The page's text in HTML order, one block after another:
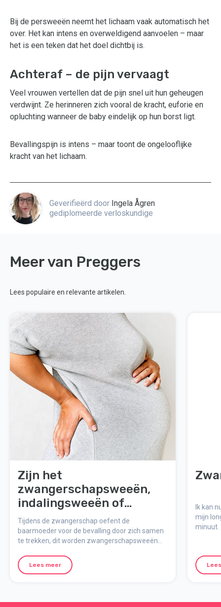
Bij de persweeën neemt het lichaam vaak automatisch het
over. Het kan intens en overweldigend aanvoelen – maar
het is een teken dat het doel dichtbij is.
Achteraf – de pijn vervaagt
Veel vrouwen vertellen dat de pijn snel uit hun geheugen
verdwijnt. Ze herinneren zich vooral de kracht, euforie en
opluchting wanneer de baby eindelijk op hun borst ligt.
Bevallingspijn is intens – maar toont de ongelooflijke
kracht van het lichaam.
Geverifieërd door Ingela Ågren
gediplomeerde verloskundige
Meer van Preggers
Lees populaire en relevante artikelen.
Zijn het
zwangerschapsweeën,
indalingsweeën of
bevallingsweeën?
Tijdens de zwangerschap oefent de
baarmoeder voor de bevalling door zich samen
te trekken, dit worden zwangerschapsweeën
zwangerschapsweeën, indalingsweeën en
bevallingsweeën?
Lees meer
Ik kan
mijn
minuut.